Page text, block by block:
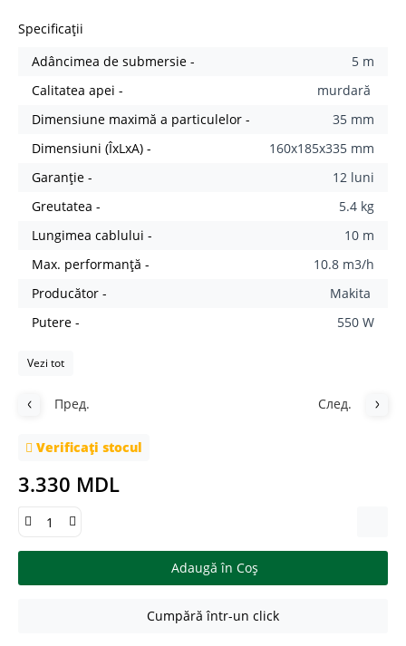
Specificații
Adâncimea de submersie -
5 m
Calitatea apei -
murdară
Dimensiune maximă a particulelor -
35 mm
Dimensiuni (ÎxLxA) -
160x185x335 mm
Garanție -
12 luni
Greutatea -
5.4 kg
Lungimea cablului -
10 m
Max. performanţă -
10.8 m3/h
Producător -
Makita
Putere -
550 W
Vezi tot
Пред. След.
Verificați stocul
3.330 MDL
Adaugă în Coş
Cumpără într-un click